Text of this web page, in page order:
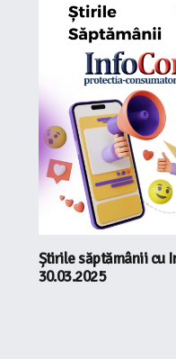
Știrile săptămânii cu
30.03.2025